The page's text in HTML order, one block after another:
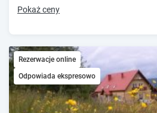
Pokaż ceny
Rezerwacje online
Odpowiada ekspresowo